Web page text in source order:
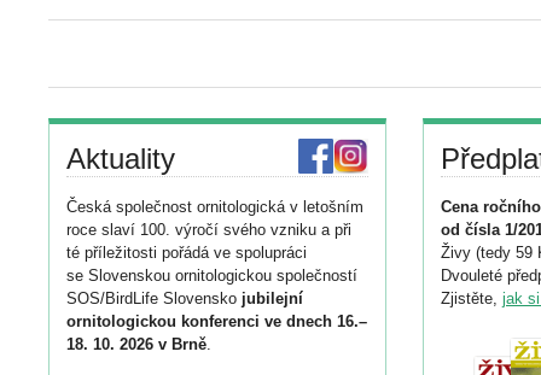
Aktuality
Česká společnost ornitologická v letošním
roce slaví 100. výročí svého vzniku a při
té příležitosti pořádá ve spolupráci
se Slovenskou ornitologickou společností
SOS/BirdLife Slovensko jubilejní
ornitologickou konferenci ve dnech 16.–
18. 10. 2026 v Brně.
Cena
od čísla 1/
Živy (tedy 59
Dvouleté
Zjistěte, jak